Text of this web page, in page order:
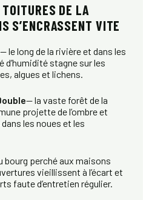
DE LA
S’ENCRASSENT VITE
— le long de la rivière et dans les
d’humidité stagne sur les
algues et lichens.
— la vaste forêt de la
projette de l’ombre et
les noues et les
bourg perché aux maisons
vieillissent à l’écart et
faute d’entretien régulier.